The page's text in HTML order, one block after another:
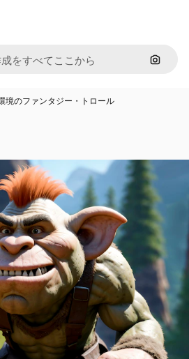
画像で
境のファンタジー・トロール